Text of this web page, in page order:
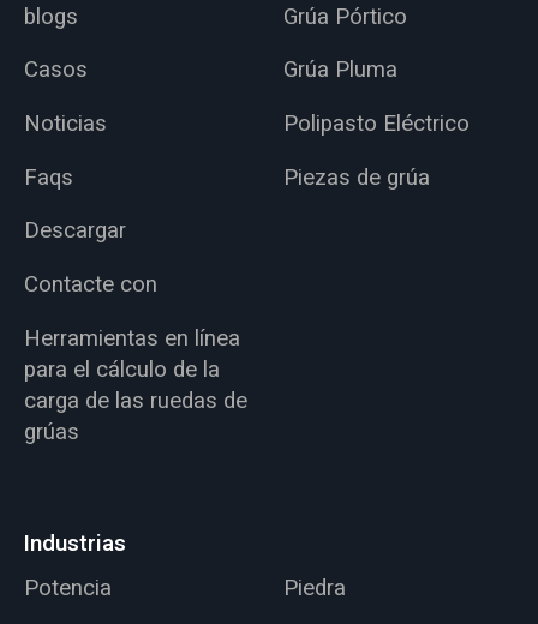
blogs
Casos
Noticias
Faqs
Descargar
Contacte con
Herramientas en línea
para el cálculo de la
carga de las ruedas de
grúas
Grúa Pórtico
Grúa Pluma
Polipasto Eléctrico
Piezas de grúa
Industrias
Potencia
Piedra